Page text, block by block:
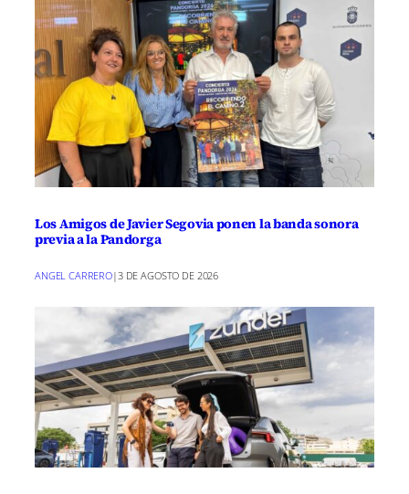
Los Amigos de Javier Segovia ponen la banda sonora
previa a la Pandorga
ANGEL CARRERO|3 DE AGOSTO DE 2026